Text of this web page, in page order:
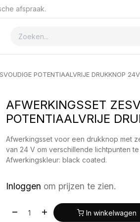
afspraak.
POTENTIAALVRIJE DRUKKNOP 24V
AFWERKINGSSET
POTENTIAALVRIJE
Afwerkingsset voor een drukknop met
van 24 V om verschillende lichtpunten
Afwerkingskleur: black coated.
Inloggen om prijzen te zien.
In winkelwagen